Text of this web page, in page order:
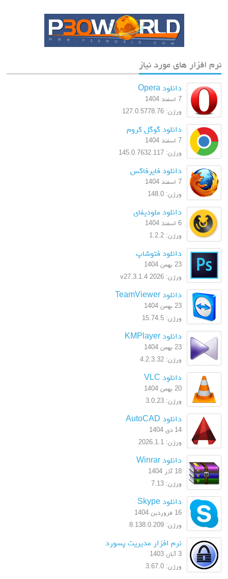
نرم افزار های مورد نیاز
دانلود Opera
7 اسفند 1404
ورژن: 127.0.5778.76
دانلود گوگل کروم
7 اسفند 1404
ورژن: 145.0.7632.117
دانلود فایرفاکس
7 اسفند 1404
ورژن: 148.0
دانلود ملودیفای
6 اسفند 1404
ورژن: 1.2.2
دانلود فتوشاپ
23 بهمن 1404
ورژن: 2026 v27.3.1.4
دانلود TeamViewer
23 بهمن 1404
ورژن: 15.74.5
دانلود KMPlayer
23 بهمن 1404
ورژن: 4.2.3.32
دانلود VLC
20 بهمن 1404
ورژن: 3.0.23
دانلود AutoCAD
14 دی 1404
ورژن: 2026.1.1
دانلود Winrar
18 آذر 1404
ورژن: 7.13
دانلود Skype
16 فروردین 1404
ورژن: 8.138.0.209
نرم افزار مدیریت پسورد
3 آبان 1403
ورژن: 3.67.0